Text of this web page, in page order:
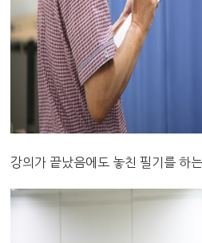
강의가 끝났음에도 놓친 필기를 하